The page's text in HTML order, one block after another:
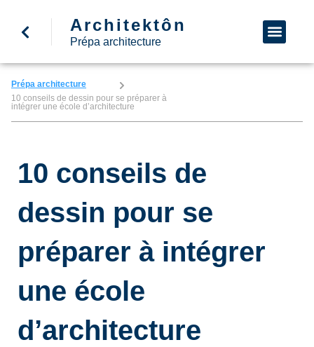
Architektôn
Prépa architecture
Prépa architecture
10 conseils de dessin pour se préparer à
intégrer une école d’architecture
10 conseils de
dessin pour se
préparer à intégrer
une école
d’architecture